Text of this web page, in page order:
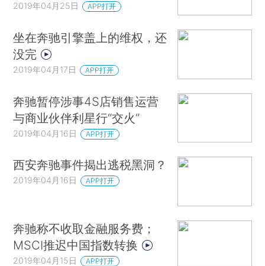
2019年04月25日 APP打开
坐在奔驰引擎盖上的维权，还
没完
2019年04月17日 APP打开
奔驰暂停涉事4S店销售运营
与商业伙伴利星行“交火”
2019年04月16日 APP打开
西安奔驰事件揭出逃税黑洞？
2019年04月16日 APP打开
奔驰称不收取金融服务费；
MSCI推迟中国指数转换
2019年04月15日 APP打开